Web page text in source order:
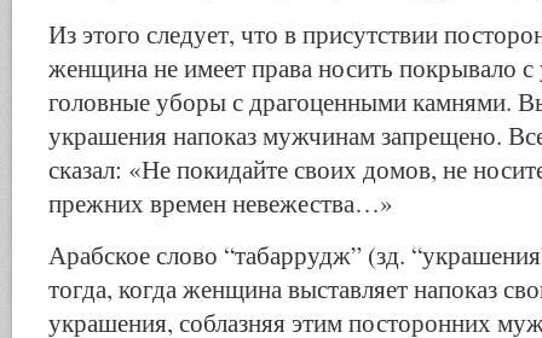
Из этого следует, что в присутствии
женщина не имеет права носить покрывало
головные уборы с драгоценными камнями.
украшения напоказ мужчинам запрещено.
сказал: «Не покидайте своих домов, не
прежних времен невежества…»
Арабское слово “табаррудж” (зд.
тогда, когда женщина выставляет напоказ
украшения, соблазняя этим посторонних